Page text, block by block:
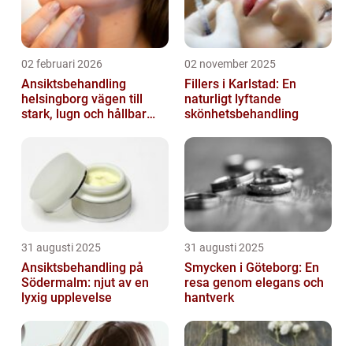
02 februari 2026
Ansiktsbehandling
helsingborg vägen till
stark, lugn och hållbar
02 november 2025
Fillers i Karlstad: En
naturligt lyftande
skönhetsbehandling
31 augusti 2025
Ansiktsbehandling på
Södermalm: njut av en
lyxig upplevelse
31 augusti 2025
Smycken i Göteborg: En
resa genom elegans och
hantverk